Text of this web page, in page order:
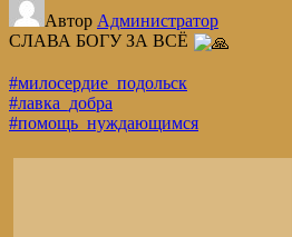
Автор Администратор
СЛАВА БОГУ ЗА ВСЁ
#милосердие_подольск
#лавка_добра
#помощь_нуждающимся